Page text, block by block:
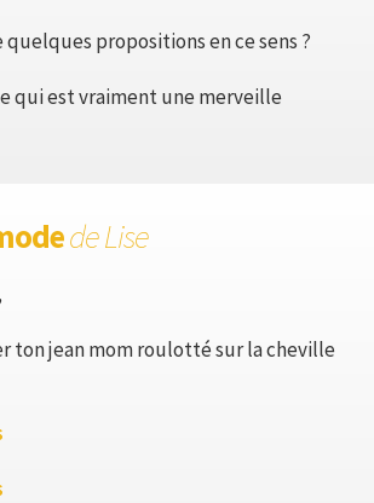
propositions en ce sens ?
qui est vraiment une merveille
de Lise
ton jean mom roulotté sur la cheville